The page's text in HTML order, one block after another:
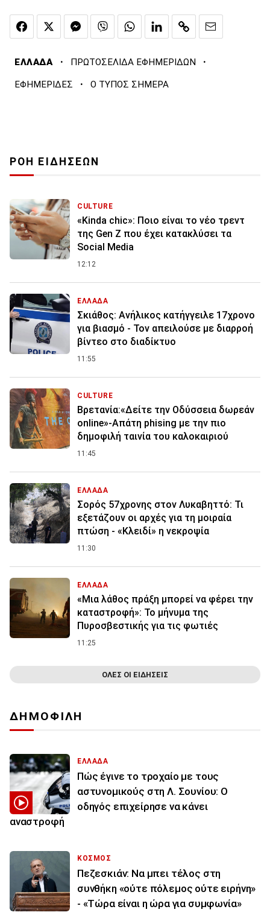
ΕΛΛΑΔΑ · ΠΡΩΤΟΣΕΛΙΔΑ ΕΦΗΜΕΡΙΔΩΝ ·
ΕΦΗΜΕΡΙΔΕΣ · Ο ΤΥΠΟΣ ΣΗΜΕΡΑ
ΡΟΗ ΕΙΔΗΣΕΩΝ
CULTURE
«Kinda chic»: Ποιο είναι το νέο τρεντ
της Gen Z που έχει κατακλύσει τα
Social Media
12:12
ΕΛΛΑΔΑ
Σκιάθος: Ανήλικος κατήγγειλε 17χρονο
για βιασμό - Τον απειλούσε με διαρροή
βίντεο στο διαδίκτυο
11:55
CULTURE
Βρετανία:«Δείτε την Οδύσσεια δωρεάν
online»-Απάτη phising με την πιο
δημοφιλή ταινία του καλοκαιριού
11:45
ΕΛΛΑΔΑ
Σορός 57χρονης στον Λυκαβηττό: Τι
εξετάζουν οι αρχές για τη μοιραία
πτώση - «Κλειδί» η νεκροψία
11:30
ΕΛΛΑΔΑ
«Μια λάθος πράξη μπορεί να φέρει την
καταστροφή»: Το μήνυμα της
Πυροσβεστικής για τις φωτιές
11:25
ΟΛΕΣ ΟΙ ΕΙΔΗΣΕΙΣ
ΔΗΜΟΦΙΛΗ
ΕΛΛΑΔΑ
Πώς έγινε το τροχαίο με τους
αστυνομικούς στη Λ. Σουνίου: Ο
οδηγός επιχείρησε να κάνει
αναστροφή
ΚΟΣΜΟΣ
Πεζεσκιάν: Να μπει τέλος στη
συνθήκη «ούτε πόλεμος ούτε ειρήνη»
- «Τώρα είναι η ώρα για συμφωνία»